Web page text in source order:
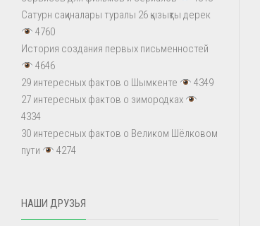
Сатурн сақиналары туралы 26 қызықты дерек
4760
История создания первых письменностей
4646
29 интересных фактов о Шымкенте
4349
27 интересных фактов о зимородках
4334
30 интересных фактов о Великом Шёлковом
пути
4274
НАШИ ДРУЗЬЯ